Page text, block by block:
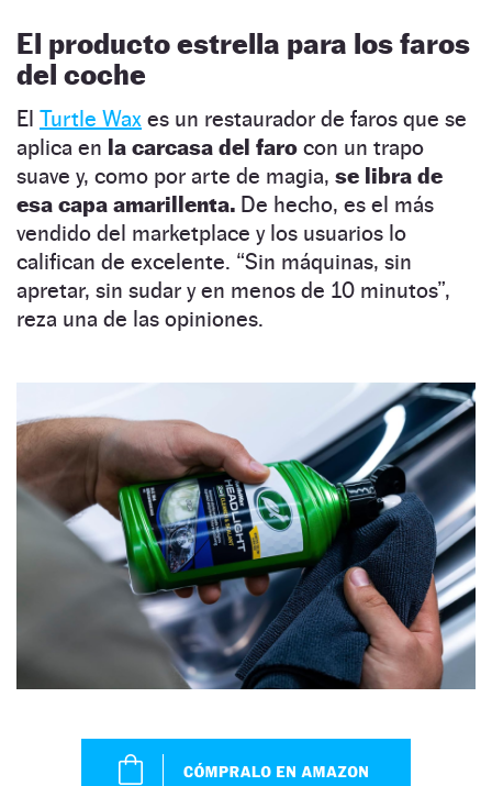
El producto estrella para los faros
del coche
El Turtle Wax es un restaurador de faros que se
aplica en la carcasa del faro con un trapo
suave y, como por arte de magia, se libra de
esa capa amarillenta. De hecho, es el más
vendido del marketplace y los usuarios lo
califican de excelente. “Sin máquinas, sin
apretar, sin sudar y en menos de 10 minutos”,
reza una de las opiniones.